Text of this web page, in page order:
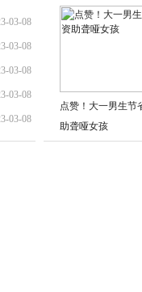
03-08
03-08
03-08
03-08
03-08
点赞！大一男生节
助聋哑女孩